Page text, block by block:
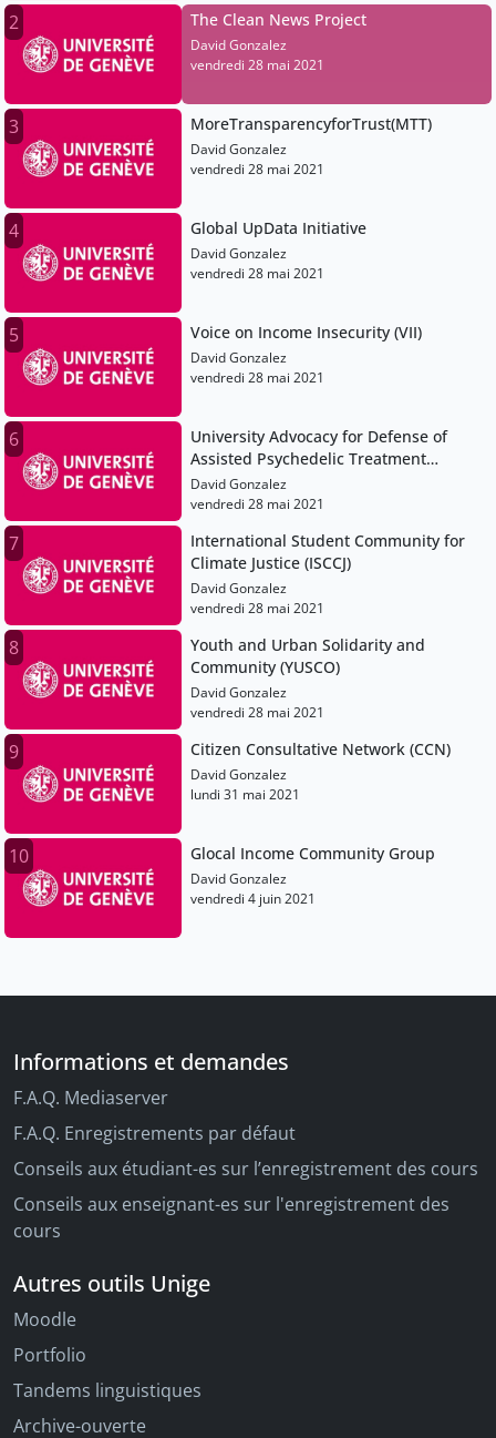
2 The Clean News Project
David Gonzalez
vendredi 28 mai 2021
3 MoreTransparencyforTrust(MTT)
David Gonzalez
vendredi 28 mai 2021
4 Global UpData Initiative
David Gonzalez
vendredi 28 mai 2021
5 Voice on Income Insecurity (VII)
David Gonzalez
vendredi 28 mai 2021
6
University Advocacy for Defense of
Assisted Psychedelic Treatment
(U.Adapt)
David Gonzalez
vendredi 28 mai 2021
7
International Student Community for
Climate Justice (ISCCJ)
David Gonzalez
vendredi 28 mai 2021
8
Youth and Urban Solidarity and
Community (YUSCO)
David Gonzalez
vendredi 28 mai 2021
9 Citizen Consultative Network (CCN)
David Gonzalez
lundi 31 mai 2021
10 Glocal Income Community Group
David Gonzalez
vendredi 4 juin 2021
Informations et demandes
F.A.Q. Mediaserver
F.A.Q. Enregistrements par défaut
Conseils aux étudiant-es sur l’enregistrement des cours
Conseils aux enseignant-es sur l'enregistrement des
cours
Autres outils Unige
Moodle
Portfolio
Tandems linguistiques
Archive-ouverte